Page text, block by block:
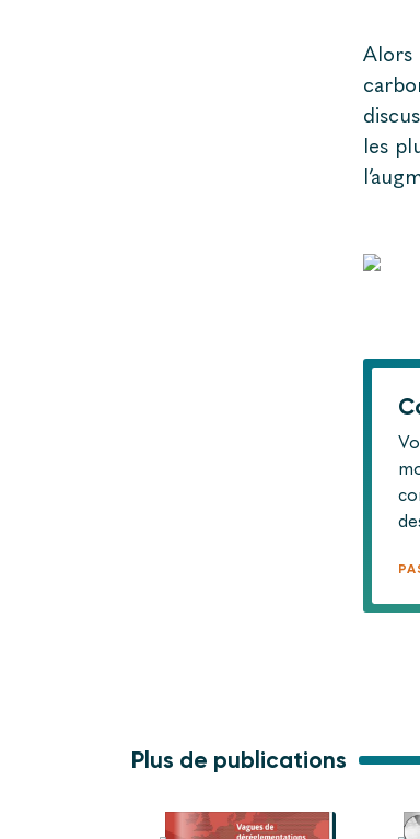
Alors
les
Plus de publications